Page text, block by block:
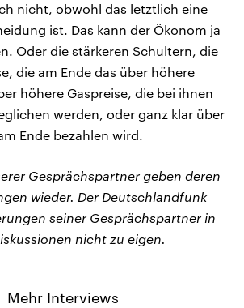
nicht, obwohl das letztlich eine
ist. Das kann der Ökonom ja
Oder die stärkeren Schultern, die
die am Ende das über höhere
höhere Gaspreise, die bei ihnen
werden, oder ganz klar über
Ende bezahlen wird.
Gesprächspartner geben deren
wieder. Der Deutschlandfunk
seiner Gesprächspartner in
nicht zu eigen.
Mehr Interviews